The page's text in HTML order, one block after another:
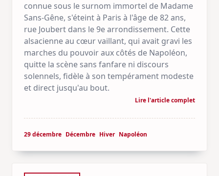
connue sous le surnom immortel de Madame
Sans-Gêne, s'éteint à Paris à l'âge de 82 ans,
rue Joubert dans le 9e arrondissement. Cette
alsacienne au cœur vaillant, qui avait gravi les
marches du pouvoir aux côtés de Napoléon,
quitte la scène sans fanfare ni discours
solennels, fidèle à son tempérament modeste
et direct jusqu'au bout.
Lire l'article complet
29 décembre Décembre Hiver Napoléon